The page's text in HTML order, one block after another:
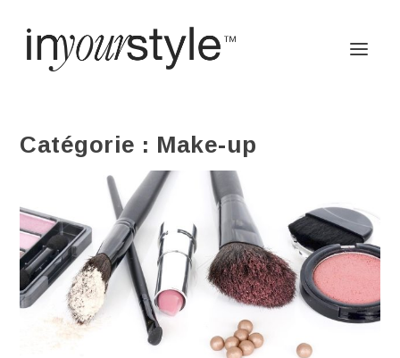
Catégorie : Make-up